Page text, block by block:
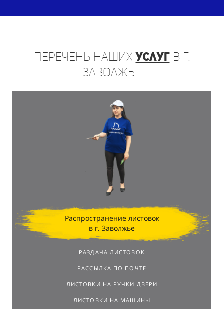
Перечень нашихуслугв г.
Заволжье
Распространение листовок
в г. Заволжье
РАЗДАЧА ЛИСТОВОК
РАССЫЛКА ПО ПОЧТЕ
ЛИСТОВКИ НА РУЧКИ ДВЕРИ
ЛИСТОВКИ НА МАШИНЫ